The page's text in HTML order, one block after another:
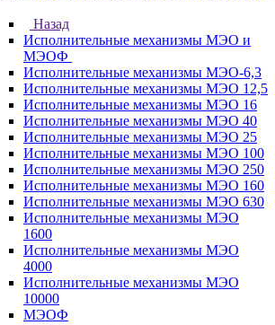
Назад
Исполнительные механизмы МЭО и
МЭОФ
Исполнительные механизмы МЭО-6,3
Исполнительные механизмы МЭО 12,5
Исполнительные механизмы МЭО 16
Исполнительные механизмы МЭО 40
Исполнительные механизмы МЭО 25
Исполнительные механизмы МЭО 100
Исполнительные механизмы МЭО 250
Исполнительные механизмы МЭО 160
Исполнительные механизмы МЭО 630
Исполнительные механизмы МЭО
1600
Исполнительные механизмы МЭО
4000
Исполнительные механизмы МЭО
10000
МЭОФ